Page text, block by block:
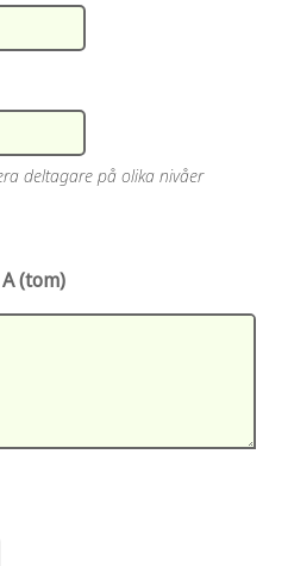
deltagare på olika nivåer
(tom)